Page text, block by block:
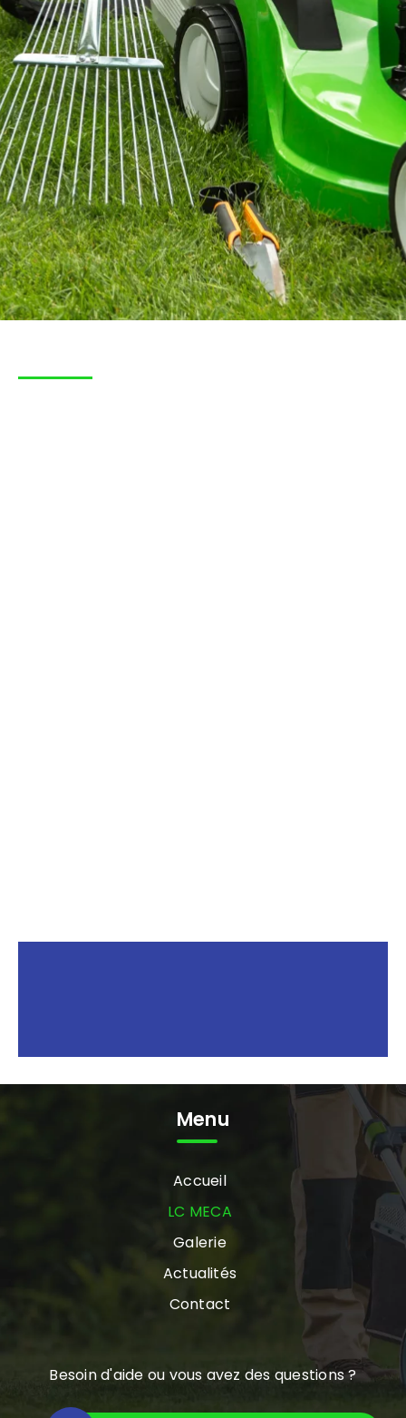
Menu
Accueil
LC MECA
Galerie
Actualités
Contact
Besoin d'aide ou vous avez des questions ?